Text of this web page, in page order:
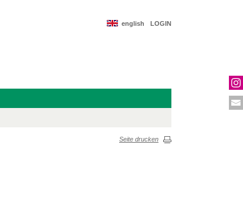
LOGIN
english
Seite drucken